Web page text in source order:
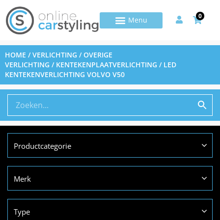
0
HOME /VERLICHTING /OVERIGE
VERLICHTING / KENTEKENPLAATVERLICHTING / LED
KENTEKENVERLICHTING VOLVO V50
Productcategorie
Merk
Type